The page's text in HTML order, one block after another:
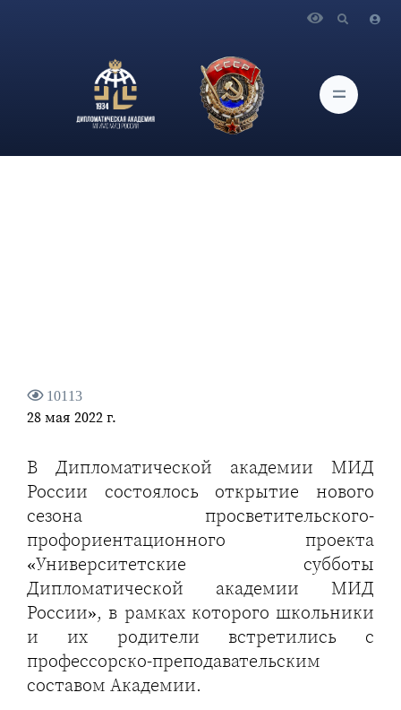
открытие нового сезона просветительского-
профориентационного проекта «Университетские субботы
Дипломатической академии МИД России»
10113
28 мая 2022 г.
В Дипломатической академии МИД
России состоялось открытие нового
сезона просветительского-
профориентационного проекта
«Университетские субботы
Дипломатической академии МИД
России», в рамках которого школьники
и их родители встретились с
профессорско-преподавательским
составом Академии.